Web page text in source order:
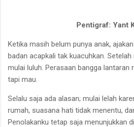
Pentigraf: Yant
Ketika masih belum punya anak,
badan acapkali tak kuacuhkan.
mulai luluh. Perasaan bangga lantaran
tapi mau.
Selalu saja ada alasan; mulai lelah
rumah, suasana hati tidak menentu,
Penolakanku tetap saja menunjukkan